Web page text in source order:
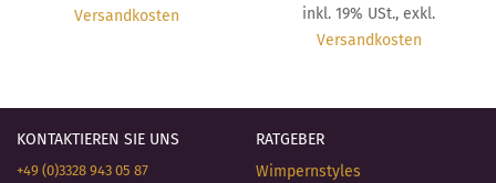
Versandkosten
inkl. 19% USt.,exkl.
Versandkosten
KONTAKTIEREN SIE UNS
+49 (0)3328 943 05 87
RATGEBER
Wimpernstyles